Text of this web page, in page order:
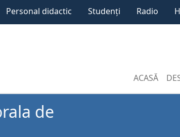
Personal didactic Studenți Radio
ACASĂ
de